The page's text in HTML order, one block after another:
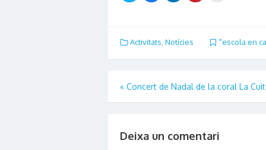
share
new
window)
share
new
window)
share
new
window)
new
window)
(Opens
in
window)
Activitats, Notícies "escola en
Navegació
d'entrades
« Concert de Nadal de la coral La
Deixa un comentari